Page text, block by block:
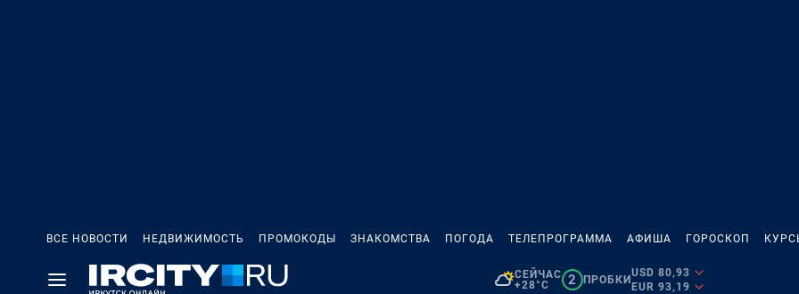
ВСЕ НОВОСТИ НЕДВИЖИМОСТЬ ПРОМОКОДЫ ЗНАКОМСТВА ПОГОДА ТЕЛЕПРОГРАММА АФИША ГОРОСКОП
СЕЙЧАС
+28°C
2 ПРОБКИ
USD 80,93
EUR 93,19